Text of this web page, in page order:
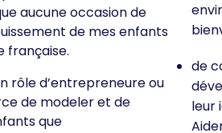
aucune occasion de
de mes enfants
française.
rôle d’entrepreneure ou
de modeler et de
que
de
leur